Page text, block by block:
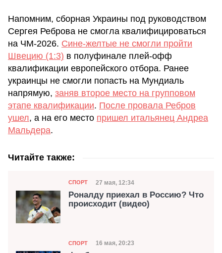
Напомним, сборная Украины под руководством
Сергея Реброва не смогла квалифицироваться
на ЧМ-2026. Сине-желтые не смогли пройти
Швецию (1:3) в полуфинале плей-офф
квалификации европейского отбора. Ранее
украинцы не смогли попасть на Мундиаль
напрямую, заняв второе место на групповом
этапе квалификации. После провала Ребров
ушел, а на его место пришел итальянец Андреа
Мальдера.
Читайте также:
Категория
СПОРТ Дата публикации
27 мая, 12:34
Роналду приехал в Россию? Что
происходит (видео)
Категория
СПОРТ Дата публикации
16 мая, 20:23